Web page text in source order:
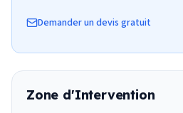
Demander un devis gratuit
Zone d'Intervention